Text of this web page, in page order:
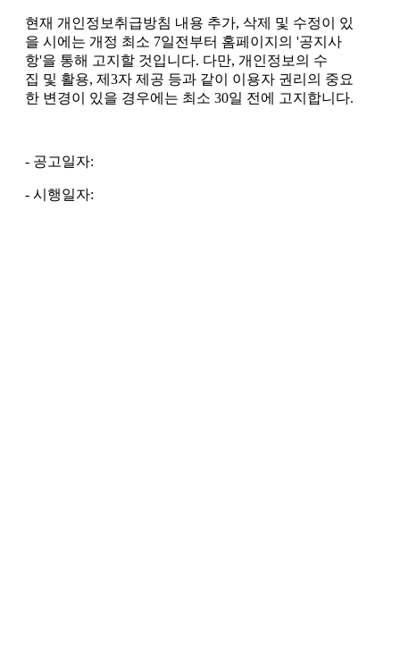
현재 개인정보취급방침 내용 추가, 삭제 및 수정이 있
을 시에는 개정 최소 7일전부터 홈페이지의 '공지사
항'을 통해 고지할 것입니다. 다만, 개인정보의 수
집 및 활용, 제3자 제공 등과 같이 이용자 권리의 중요
한 변경이 있을 경우에는 최소 30일 전에 고지합니다.
- 공고일자:
- 시행일자: